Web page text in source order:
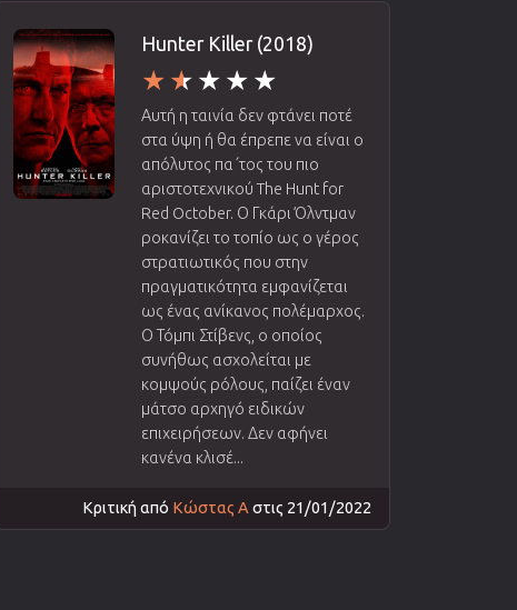
Hunter Killer (2018)
Αυτή η ταινία δεν φτάνει ποτέ
στα ύψη ή θα έπρεπε να είναι ο
απόλυτος πα΄τος του πιο
αριστοτεχνικού The Hunt for
Red October. Ο Γκάρι Όλντμαν
ροκανίζει το τοπίο ως ο γέρος
στρατιωτικός που στην
πραγματικότητα εμφανίζεται
ως ένας ανίκανος πολέμαρχος.
Ο Τόμπι Στίβενς, ο οποίος
συνήθως ασχολείται με
κομψούς ρόλους, παίζει έναν
μάτσο αρχηγό ειδικών
επιχειρήσεων. Δεν αφήνει
κανένα κλισέ...
Κριτική από Κώστας Αστις 21/01/2022